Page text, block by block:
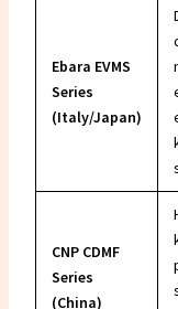
Ebara EVMS
Series
(Italy/Japan)
CNP CDMF
Series
(China)